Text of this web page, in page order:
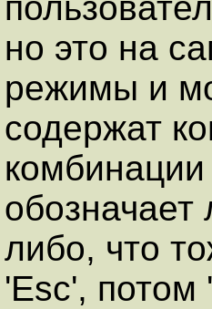
но это на
режимы и
содержат
либо, что
'Esc', потом